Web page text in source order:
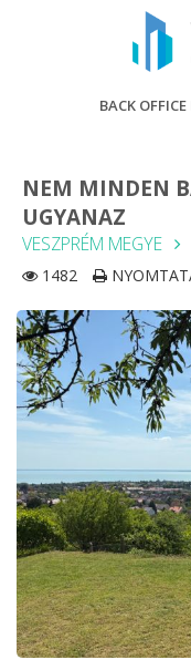
BACK OFFICE
NEM MINDEN
UGYANAZ
VESZPRÉM MEGYE
1482